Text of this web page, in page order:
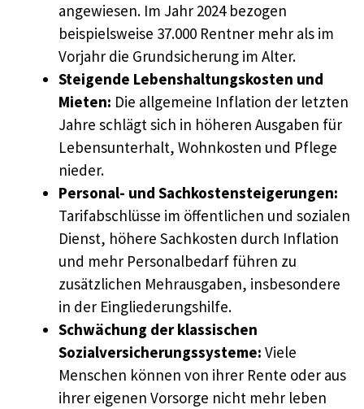
angewiesen. Im Jahr 2024 bezogen
beispielsweise 37.000 Rentner mehr als im
Vorjahr die Grundsicherung im Alter.
Steigende Lebenshaltungskosten und
Mieten: Die allgemeine Inflation der letzten
Jahre schlägt sich in höheren Ausgaben für
Lebensunterhalt, Wohnkosten und Pflege
nieder.
Personal- und Sachkostensteigerungen:
Tarifabschlüsse im öffentlichen und sozialen
Dienst, höhere Sachkosten durch Inflation
und mehr Personalbedarf führen zu
zusätzlichen Mehrausgaben, insbesondere
in der Eingliederungshilfe.
Schwächung der klassischen
Sozialversicherungssysteme: Viele
Menschen können von ihrer Rente oder aus
ihrer eigenen Vorsorge nicht mehr leben